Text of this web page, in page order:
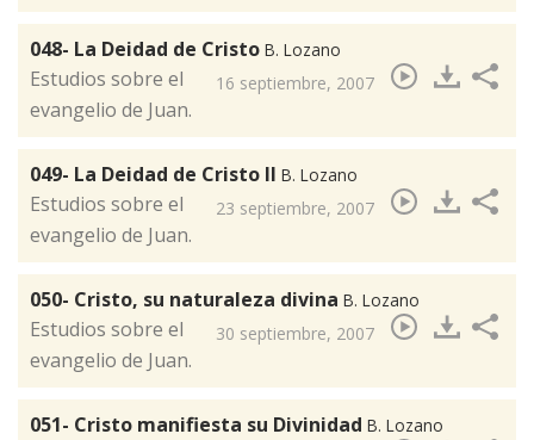
048- La Deidad de Cristo B. Lozano
16 septiembre, 2007
Estudios sobre el
evangelio de Juan.
049- La Deidad de Cristo II B. Lozano
23 septiembre, 2007
Estudios sobre el
evangelio de Juan.
050- Cristo, su naturaleza divina B. Lozano
30 septiembre, 2007
​Estudios sobre el
evangelio de Juan.
051- Cristo manifiesta su Divinidad B. Lozano